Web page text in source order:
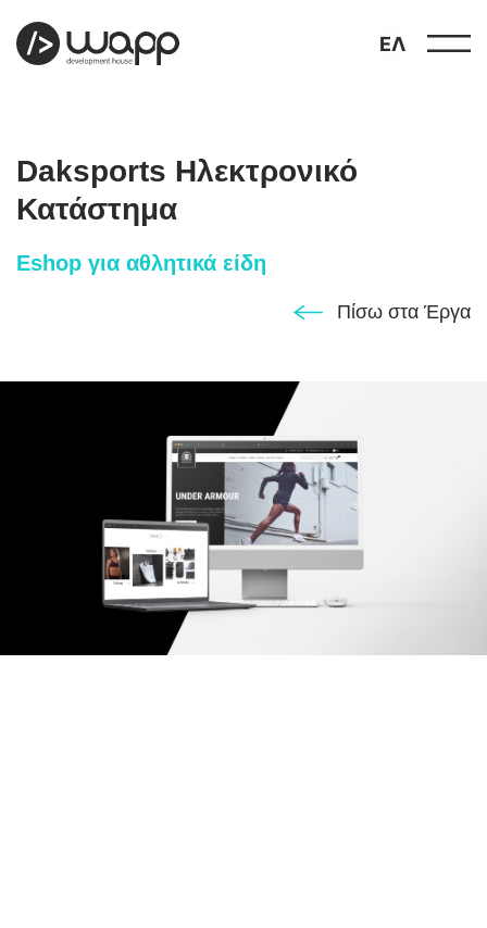
ΕΛ
προφίλ
υπηρεσίες
Αρχ. Μακαρίου 14, 45221, Ιωάννινα
τ: +30 26510 24308|
Daksports Ηλεκτρονικό
Κατάστημα
Eshop για αθλητικά είδη
Πίσω στα Έργα